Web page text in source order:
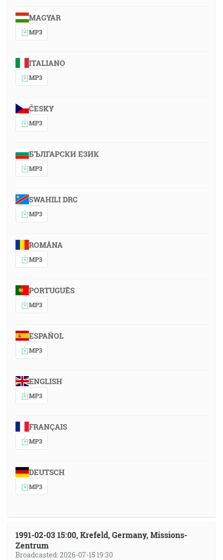
MAGYAR
MP3
ITALIANO
MP3
ČESKY
MP3
БЪЛГАРСКИ ЕЗИК
MP3
SWAHILI DRC
MP3
ROMÂNA
MP3
PORTUGUÊS
MP3
ESPAÑOL
MP3
ENGLISH
MP3
FRANÇAIS
MP3
DEUTSCH
MP3
1991-02-03 15:00, Krefeld, Germany, Missions-
Zentrum
Broadcasted: 2026-07-15 19:30